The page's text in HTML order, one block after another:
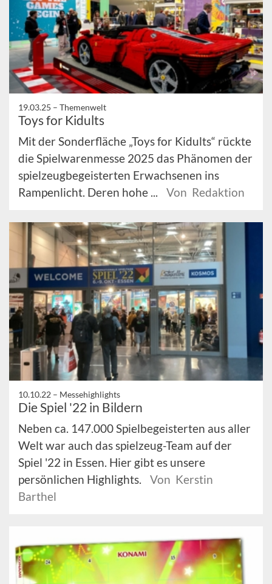
19.03.25 – Themenwelt
Toys for Kidults
Mit der Sonderfläche „Toys for Kidults“ rückte
die Spielwarenmesse 2025 das Phänomen der
spielzeugbegeisterten Erwachsenen ins
Rampenlicht. Deren hohe ...
Von Redaktion
10.10.22 – Messehighlights
Die Spiel '22 in Bildern
Neben ca. 147.000 Spielbegeisterten aus aller
Welt war auch das spielzeug-Team auf der
Spiel '22 in Essen. Hier gibt es unsere
persönlichen Highlights.
Von Kerstin
Barthel